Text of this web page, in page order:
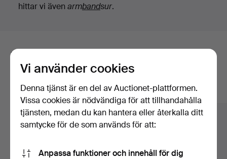
hittar vi även armbandsur.
Här är föremål från vårt arkiv som
matchar din sökning
Visa alla föremål
Vi använder cookies
Denna tjänst är en del av Auctionet-plattformen.
Vissa cookies är nödvändiga för att tillhandahålla
tjänsten, medan du kan hantera eller återkalla ditt
samtycke för de som används för att:
Anpassa funktioner och innehåll för dig